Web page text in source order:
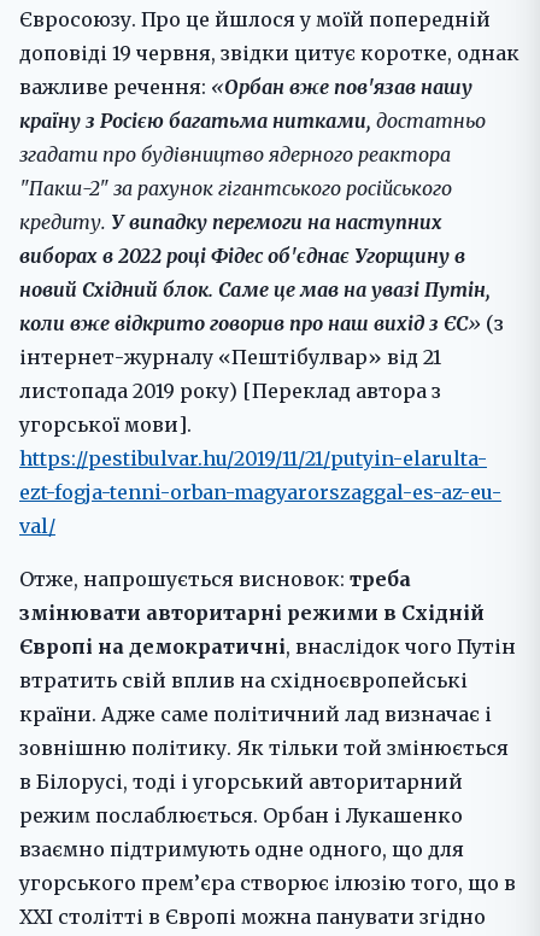
Євросоюзу. Про це йшлося у моїй попередній
доповіді 19 червня, звідки цитує коротке, однак
важливе речення: «Орбан вже пов'язав нашу
країну з Росією багатьма нитками, достатньо
згадати про будівництво ядерного реактора
"Пакш-2" за рахунок гігантського російського
кредиту. У випадку перемоги на наступних
виборах в 2022 році Фідес об'єднає Угорщину в
новий Східний блок. Саме це мав на увазі Путін,
коли вже відкрито говорив про наш вихід з ЄС» (з
інтернет-журналу «Пештібулвар» від 21
листопада 2019 року) [Переклад автора з
угорської мови].
https://pestibulvar.hu/2019/11/21/putyin-elarulta-
ezt-fogja-tenni-orban-magyarorszaggal-es-az-eu-
val/
Отже, напрошується висновок: треба
змінювати авторитарні режими в Східній
Європі на демократичні, внаслідок чого Путін
втратить свій вплив на східноєвропейські
країни. Адже саме політичний лад визначає і
зовнішню політику. Як тільки той змінюється
в Білорусі, тоді і угорський авторитарний
режим послаблюється. Орбан і Лукашенко
взаємно підтримують одне одного, що для
угорського прем’єра створює ілюзію того, що в
ХХІ столітті в Європі можна панувати згідно